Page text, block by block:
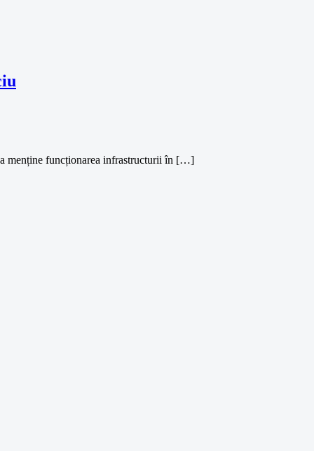
a menține funcționarea infrastructurii în […]